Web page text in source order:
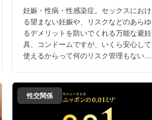
妊娠・性病・性感染症。セックスにおけ
る望まない妊娠や、リスクなどのあらゆ
るデメリットを防いでくれる万能な避妊
具、コンドームですが、いくら安心して
使えるからって何のリスク管理もないま
介！
性交関係